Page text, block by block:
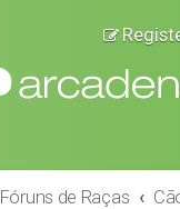
Fóruns de Raças